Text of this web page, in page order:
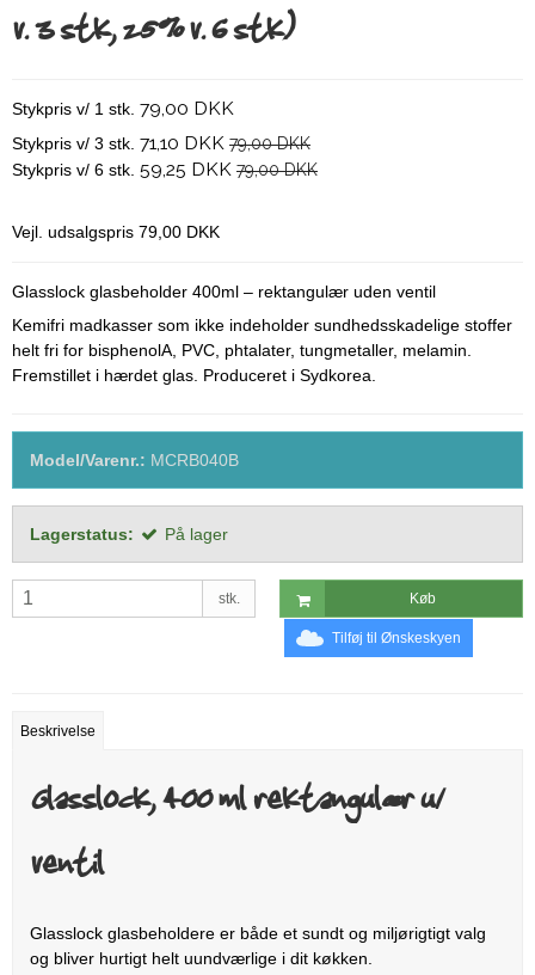
v. 3 stk, 25% v. 6 stk.)
Stykpris v/ 1 stk. 79,00 DKK
Stykpris v/ 3 stk. 71,10 DKK 79,00 DKK
Stykpris v/ 6 stk. 59,25 DKK 79,00 DKK
Vejl. udsalgspris 79,00 DKK
Glasslock glasbeholder 400ml – rektangulær uden ventil
Kemifri madkasser som ikke indeholder sundhedsskadelige stoffer
helt fri for bisphenolA, PVC, phtalater, tungmetaller, melamin.
Fremstillet i hærdet glas. Produceret i Sydkorea.
Model/Varenr.: MCRB040B
Lagerstatus: På lager
stk. Køb
Tilføj til Ønskeskyen
Beskrivelse
Glasslock, 400 ml rektangulær u/
ventil
Glasslock glasbeholdere er både et sundt og miljørigtigt valg
og bliver hurtigt helt uundværlige i dit køkken.